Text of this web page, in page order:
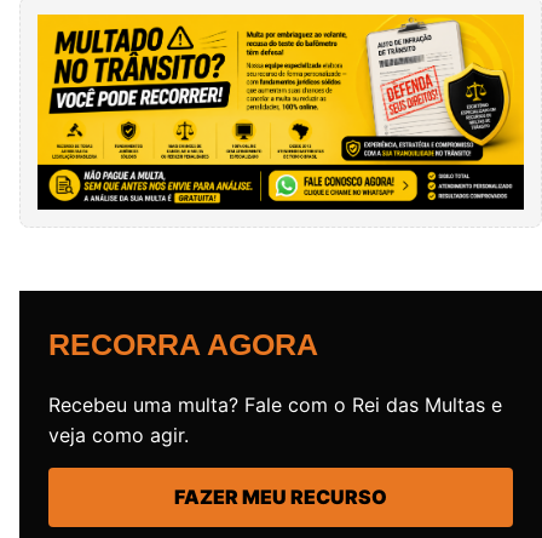
RECORRA AGORA
Recebeu uma multa? Fale com o Rei das Multas e
veja como agir.
FAZER MEU RECURSO